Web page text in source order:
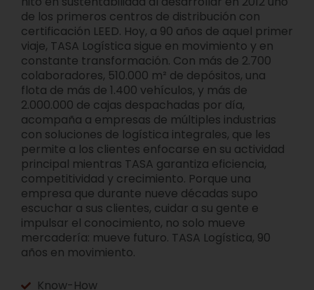
de los primeros centros de distribución con
certificación LEED. Hoy, a 90 años de aquel primer
viaje, TASA Logística sigue en movimiento y en
constante transformación. Con más de 2.700
colaboradores, 510.000 m² de depósitos, una
flota de más de 1.400 vehículos, y más de
2.000.000 de cajas despachadas por día,
acompaña a empresas de múltiples industrias
con soluciones de logística integrales, que les
permite a los clientes enfocarse en su actividad
principal mientras TASA garantiza eficiencia,
competitividad y crecimiento. Porque una
empresa que durante nueve décadas supo
escuchar a sus clientes, cuidar a su gente e
impulsar el conocimiento, no solo mueve
mercadería: mueve futuro. TASA Logística, 90
años en movimiento.
Know-How